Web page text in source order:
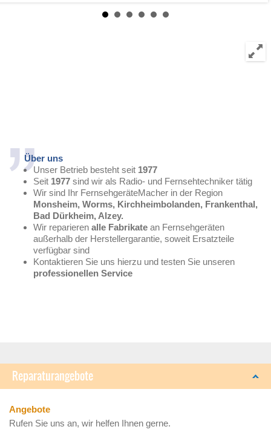
Über uns
Unser Betrieb besteht seit 1977
Seit 1977 sind wir als Radio- und Fernsehtechniker tätig
Wir sind Ihr FernsehgeräteMacher in der Region
Monsheim, Worms, Kirchheimbolanden, Frankenthal,
Bad Dürkheim, Alzey.
Wir reparieren alle Fabrikate an Fernsehgeräten
außerhalb der Herstellergarantie, soweit Ersatzteile
verfügbar sind
Kontaktieren Sie uns hierzu und testen Sie unseren
professionellen Service
Reparaturangebote
Angebote
Rufen Sie uns an, wir helfen Ihnen gerne.